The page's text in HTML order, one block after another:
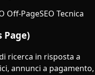
Off-PageSEO Tecnica
Page)
ricerca in risposta a
annunci a pagamento,